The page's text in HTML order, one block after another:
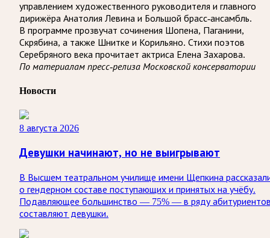
управлением художественного руководителя и главного
дирижёра Анатолия Левина и Большой брасс-ансамбль.
В программе прозвучат сочинения Шопена, Паганини,
Скрябина, а также Шнитке и Корильяно. Стихи поэтов
Серебряного века прочитает актриса Елена Захарова.
По материалам пресс-релиза Московской консерватории
Новости
8 августа 2026
Девушки начинают, но не выигрывают
В Высшем театральном училище имени Щепкина
о гендерном составе поступающих и принятых на учёбу.
Подавляющее большинство — 75% — в ряду
составляют девушки.